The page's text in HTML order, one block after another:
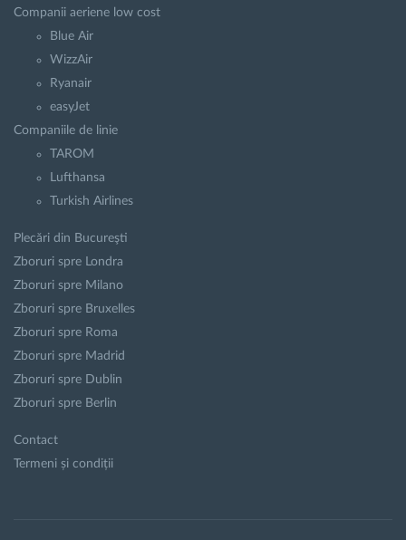
Companii aeriene low cost
Blue Air
WizzAir
Ryanair
easyJet
Companiile de linie
TAROM
Lufthansa
Turkish Airlines
Plecări din Bucureşti
Zboruri spre Londra
Zboruri spre Milano
Zboruri spre Bruxelles
Zboruri spre Roma
Zboruri spre Madrid
Zboruri spre Dublin
Zboruri spre Berlin
Contact
Termeni și condiții